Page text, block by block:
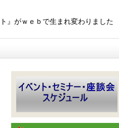
ト』がｗｅｂで生まれ変わりました